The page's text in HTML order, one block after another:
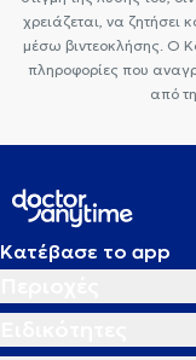
Καρκίνος Παχέος
Κρυολόγημα
Χοληστερίνη
Κρουστικά κύματα
χρειάζεται, να
μέσω βιντεοκλήσης. Ο
πληροφορίες που
από
Κατέβασε το app